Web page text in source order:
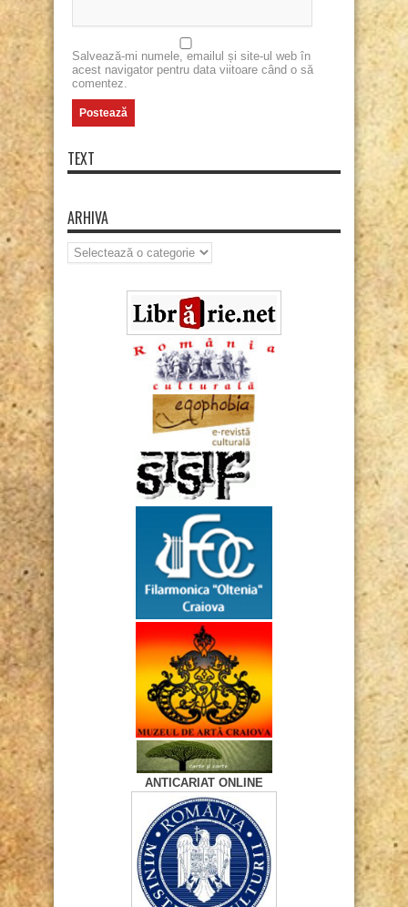
Salvează-mi numele, emailul și site-ul web în
acest navigator pentru data viitoare când o să
comentez.
TEXT
ARHIVA
Arhiva
ANTICARIAT ONLINE